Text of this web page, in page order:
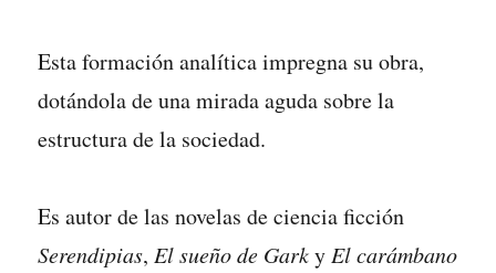
Esta formación analítica impregna su obra,
dotándola de una mirada aguda sobre la
estructura de la sociedad.
Es autor de las novelas de ciencia ficción
Serendipias,El sueño de GarkyEl carámbano